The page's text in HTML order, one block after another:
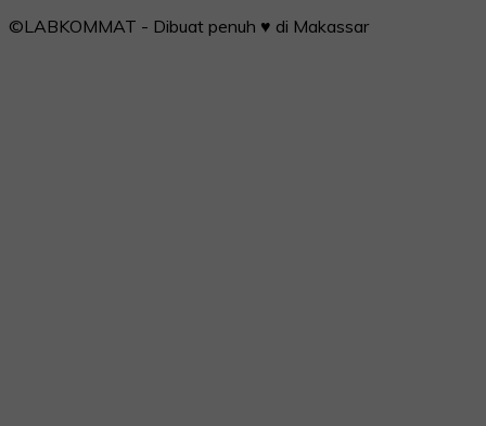
©LABKOMMAT - Dibuat penuh ♥ di Makassar